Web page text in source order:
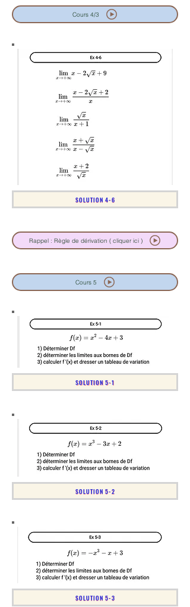
Cours 4/3
SOLUTION 4-6
Rappel : Règle de dérivation ( cliquer ici )
Cours 5
SOLUTION 5-1
SOLUTION 5-2
SOLUTION 5-3